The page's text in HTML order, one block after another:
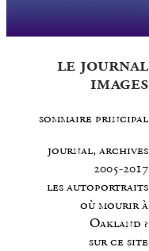
le journal
images
sommaire principal
journal, archives
2005-2017
les autoportraits
où mourir à
Oakland ?
sur ce site